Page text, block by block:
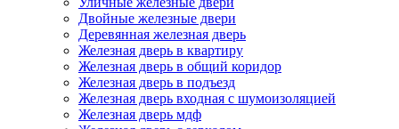
Двойные железные двери
Деревянная железная дверь
Железная дверь в квартиру
Железная дверь в общий коридор
Железная дверь в подъезд
Железная дверь входная с шумоизоляцией
Железная дверь мдф